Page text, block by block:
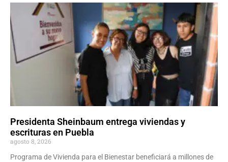
Presidenta Sheinbaum entrega viviendas y
escrituras en Puebla
agosto 8, 2026
Programa de Vivienda para el Bienestar beneficiará a millones de